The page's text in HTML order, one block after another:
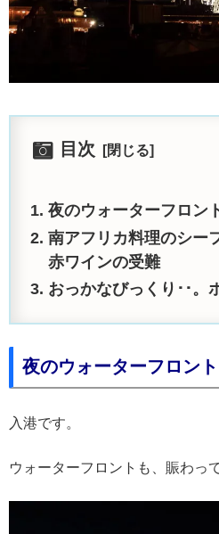
目次
夜のウォーターフロン
南アフリカ料理のシー
赤ワインの受難
おっかなびっくり･･。
夜のウォーターフロント
入港です。
ウォーターフロントも、賑わっ